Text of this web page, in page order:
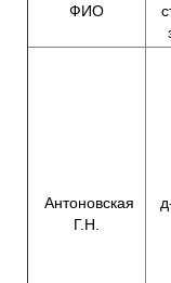
ФИО
Антоновская
Г.Н.